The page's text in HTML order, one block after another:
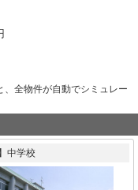
全物件が自動でシミュレー
中学校